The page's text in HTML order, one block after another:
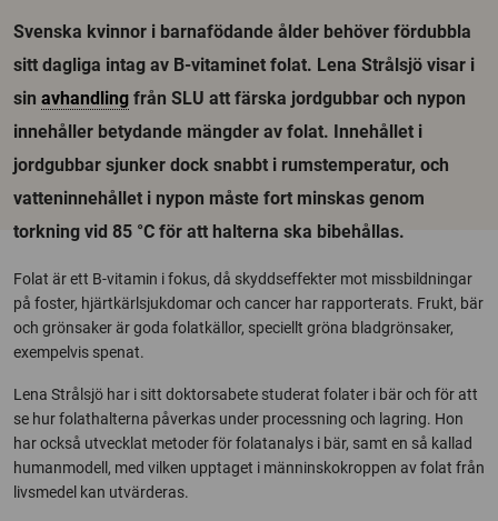
Svenska kvinnor i barnafödande ålder behöver fördubbla
sitt dagliga intag av B-vitaminet folat. Lena Strålsjö visar i
sin avhandling från SLU att färska jordgubbar och nypon
innehåller betydande mängder av folat. Innehållet i
jordgubbar sjunker dock snabbt i rumstemperatur, och
vatteninnehållet i nypon måste fort minskas genom
torkning vid 85 °C för att halterna ska bibehållas.
Folat är ett B-vitamin i fokus, då skyddseffekter mot missbildningar
på foster, hjärtkärlsjukdomar och cancer har rapporterats. Frukt, bär
och grönsaker är goda folatkällor, speciellt gröna bladgrönsaker,
exempelvis spenat.
Lena Strålsjö har i sitt doktorsabete studerat folater i bär och för att
se hur folathalterna påverkas under processning och lagring. Hon
har också utvecklat metoder för folatanalys i bär, samt en så kallad
humanmodell, med vilken upptaget i männinskokroppen av folat från
livsmedel kan utvärderas.